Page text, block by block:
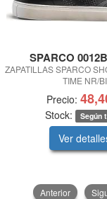
SPARCO
ZAPATILLAS SPARCO
TIME NR/BI
Precio:
Stock: Según
Ver
Anterior